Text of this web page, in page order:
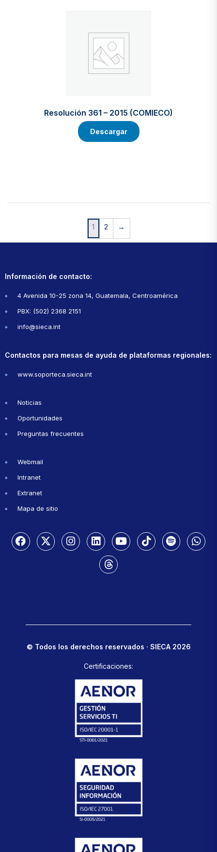
Resolución 361 – 2015 (COMIECO)
Descargar
1 2 →
Información de contacto:
4 Avenida 10-25 zona 14, Guatemala, Centroamérica
PBX: (502) 2368 2151
info@sieca.int
Contactos para mesas de ayuda de plataformas regionales:
www.soporteca.sieca.int
Noticias
Oportunidades
Preguntas frecuentes
Webmail
Intranet
Extranet
Mapa de sitio
© Todos los derechos reservados · SIECA 2026
Certificaciones: